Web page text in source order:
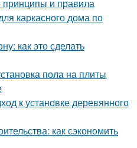
принципы и правила
каркасного дома по
как это сделать
пола на плиты
к установке деревянного
как сэкономить